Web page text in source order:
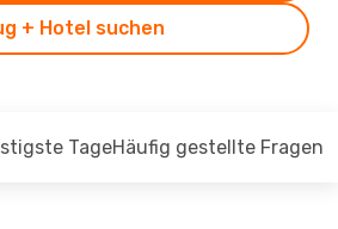
+ Hotel suchen
TageHäufig gestellte Fragen